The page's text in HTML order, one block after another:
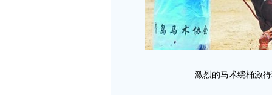
激烈的马术绕桶激